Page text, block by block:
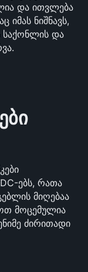
და ითვლება
ნიშნავს,
საქონლის და
ებს, რათა
მიღებაა
მოცემულია
ძირითადი